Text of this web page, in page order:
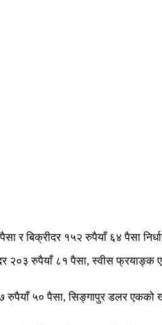
र बिक्रीदर १५२ रुपैयाँ ६४ पैसा
२०३ रुपैयाँ ८१ पैसा, स्वीस फ्रयाङ्क
५० पैसा, सिङ्गापुर डलर एकको